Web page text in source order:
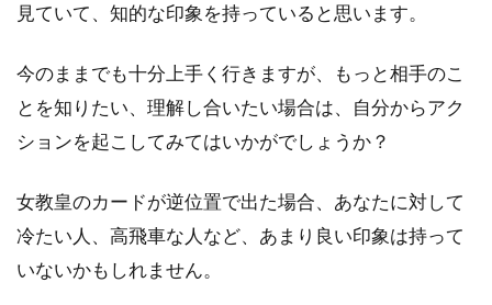
見ていて、知的な印象を持っていると思います。
今のままでも十分上手く行きますが、もっと相手のこ
とを知りたい、理解し合いたい場合は、自分からアク
ションを起こしてみてはいかがでしょうか？
女教皇のカードが逆位置で出た場合、あなたに対して
冷たい人、高飛車な人など、あまり良い印象は持って
いないかもしれません。